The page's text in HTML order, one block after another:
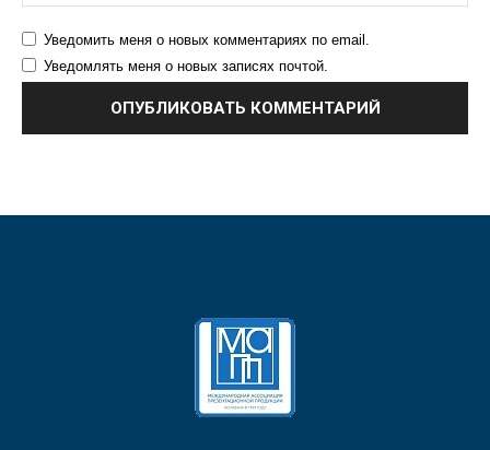
Уведомить меня о новых комментариях по email.
Уведомлять меня о новых записях почтой.